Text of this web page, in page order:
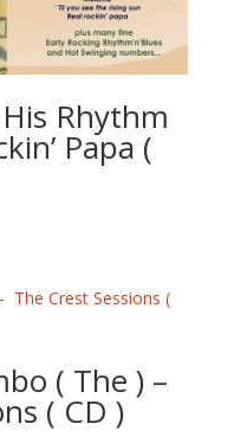
Rhythm
Papa (
( The ) –
( CD )